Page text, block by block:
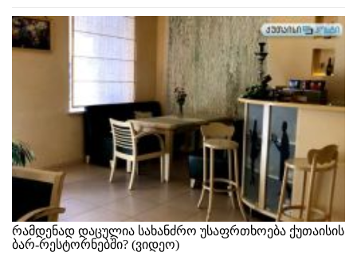
რამდენად დაცულია სახანძრო უსაფრთხოება ქუთაისის
ბარ-რესტორნებში? (ვიდეო)